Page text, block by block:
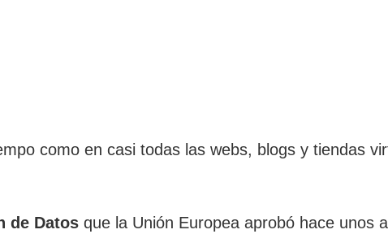
como en casi todas las webs, blogs y tiendas
de Datos que la Unión Europea aprobó hace unos